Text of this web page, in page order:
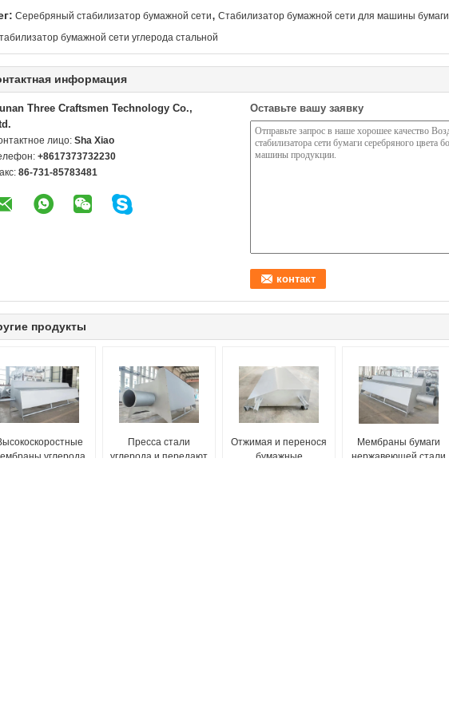
Серебряный стабилизатор бумажной сети, Стабилизатор бумажной сети для машины бумаги
бумажной сети углерода стальной
информация
Three Craftsmen Technology Co.,
лицо: Sha Xiao
+8617373732230
86-731-85783481
Оставьте вашу заявку
продукты
углерода
Пресса стали
углерода и передают
Отжимая и перенося
бумажные
Мембраны бумаги
нержавеющей стали